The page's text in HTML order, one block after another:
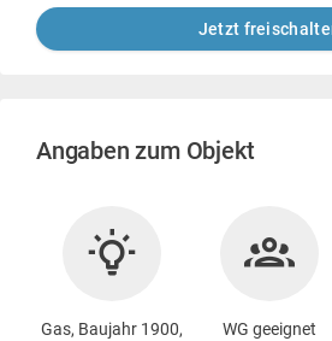
Jetzt
Angaben zum Objekt
Gas, Baujahr 1900,
WG geeignet